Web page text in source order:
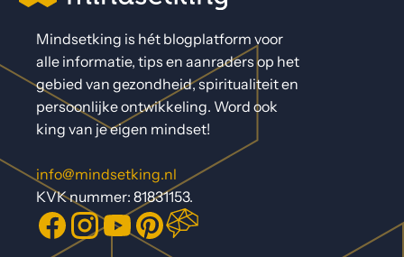
Mindsetking is hét blogplatform voor
alle informatie, tips en aanraders op het
gebied van gezondheid, spiritualiteit en
persoonlijke ontwikkeling. Word ook
king van je eigen mindset!
info@mindsetking.nl
KVK nummer: 81831153.